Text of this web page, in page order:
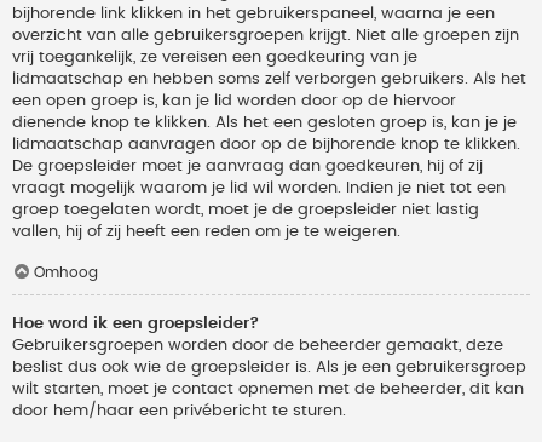
bijhorende link klikken in het gebruikerspaneel, waarna je een
overzicht van alle gebruikersgroepen krijgt. Niet alle groepen zijn
vrij toegankelijk, ze vereisen een goedkeuring van je
lidmaatschap en hebben soms zelf verborgen gebruikers. Als het
een open groep is, kan je lid worden door op de hiervoor
dienende knop te klikken. Als het een gesloten groep is, kan je je
lidmaatschap aanvragen door op de bijhorende knop te klikken.
De groepsleider moet je aanvraag dan goedkeuren, hij of zij
vraagt mogelijk waarom je lid wil worden. Indien je niet tot een
groep toegelaten wordt, moet je de groepsleider niet lastig
vallen, hij of zij heeft een reden om je te weigeren.
Omhoog
Hoe word ik een groepsleider?
Gebruikersgroepen worden door de beheerder gemaakt, deze
beslist dus ook wie de groepsleider is. Als je een gebruikersgroep
wilt starten, moet je contact opnemen met de beheerder, dit kan
door hem/haar een privébericht te sturen.